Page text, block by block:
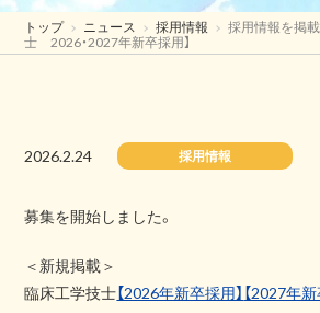
トップ ニュース 採用情報 採用情報を掲
士 2026・2027年新卒採用】
2026.2.24 採用情報
募集を開始しました。
＜新規掲載＞
臨床工学技士【2026年新卒採用】 【2027年新